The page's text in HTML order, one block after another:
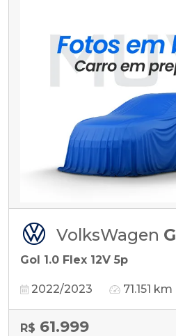
VolksWagen
Gol 1.0 Flex 12V 5p
2022/2023 71.151 km
R$ 61.999